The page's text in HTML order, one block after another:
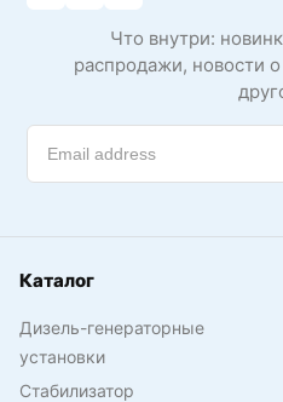
Что внутри:
распродажи, новости
Каталог
Дизель-генераторные
установки
Стабилизатор